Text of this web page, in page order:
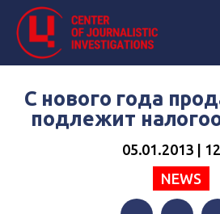
С нового года
подлежит
05.01.2013 |
NEWS